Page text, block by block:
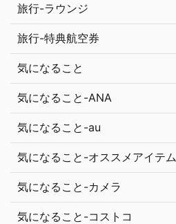
旅行-ラウンジ
旅行-特典航空券
気になること
気になること-ANA
気になること-au
気になること-オススメアイテム
気になること-カメラ
気になること-コストコ